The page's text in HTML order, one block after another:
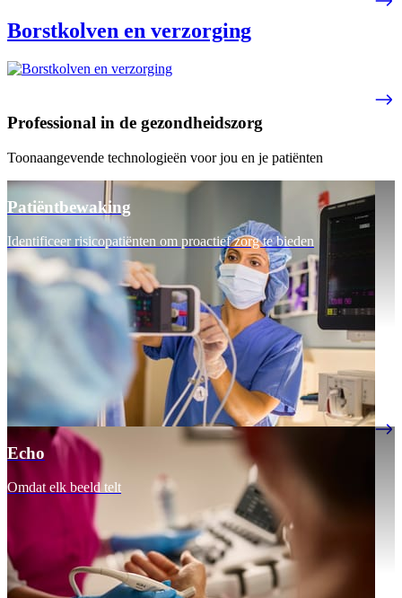
Borstkolven en verzorging
Professional in de gezondheidszorg
Toonaangevende technologieën voor jou en je patiënten
Patiëntbewaking
Identificeer risicopatiënten om proactief zorg te bieden
Echo
Omdat elk beeld telt